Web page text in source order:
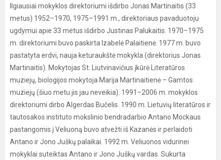
Ilgiausiai mokyklos direktoriumi išdirbo Jonas Martinaitis (33
metus) 1952–1970, 1975–1991 m., direktoriaus pavaduotoju
ugdymui apie 33 metus išdirbo Justinas Palukaitis. 1970–1975
m. direktoriumi buvo paskirta Izabelė Palaitienė. 1977 m. buvo
pastatyta erdvi, nauja keturaukštė mokykla (direktorius Jonas
Martinaitis). Mokytojas St. Liutvinavičius įkūrė Literatūros
muziejų, biologijos mokytoja Marija Martinaitienė – Gamtos
muziejų (šiuo metu jis jau neveikia). 1991–2006 m. mokyklos
direktoriumi dirbo Algerdas Bučelis. 1990 m. Lietuvių literatūros ir
tautosakos instituto mokslinio bendradarbio Antano Mockaus
pastangomis į Veliuoną buvo atvežti iš Kazanės ir perlaidoti
Antano ir Jono Juškų palaikai. 1992 m. Veliuonos vidurinei
mokyklai suteiktas Antano ir Jono Juškų vardas. Sukurta